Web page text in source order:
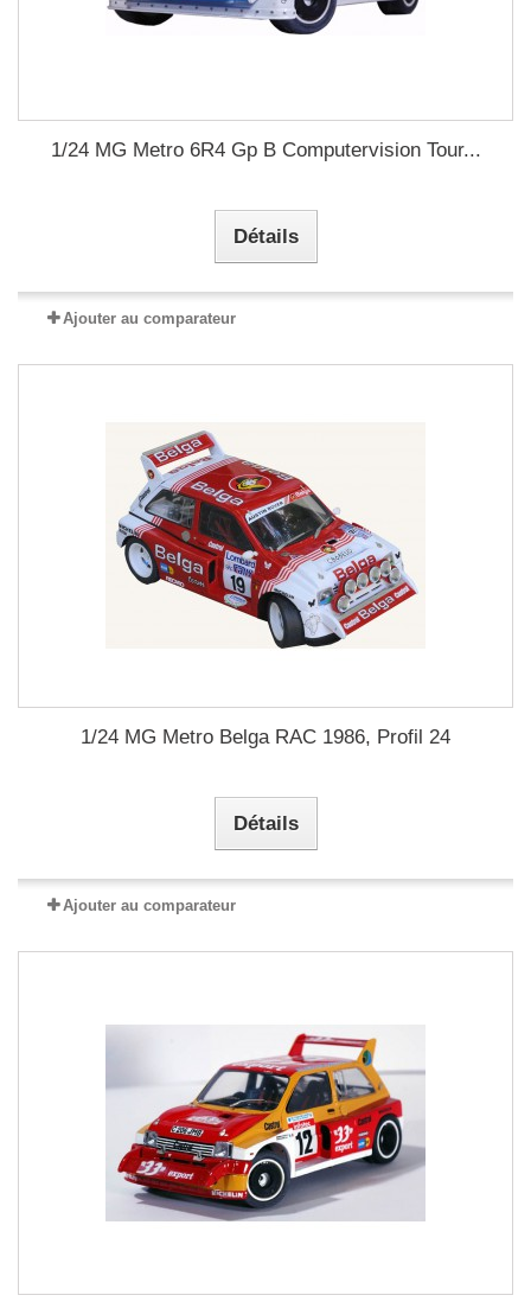
1/24 MG Metro 6R4 Gp B Computervision Tour...
Détails
Ajouter au comparateur
1/24 MG Metro Belga RAC 1986, Profil 24
Détails
Ajouter au comparateur